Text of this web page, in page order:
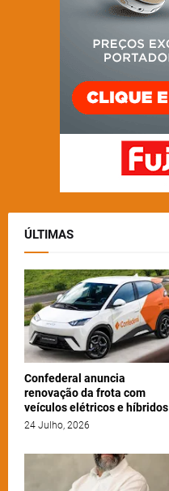
ÚLTIMAS
Confederal anuncia
renovação da frota com
veículos elétricos e híbridos
24 Julho, 2026